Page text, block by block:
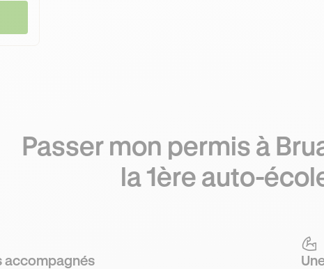
Passer mon permis à
la 1ère auto-
accompagnés